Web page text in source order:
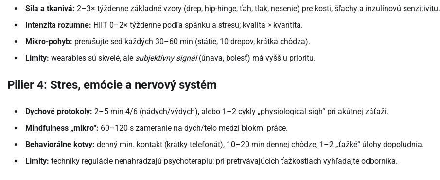
Sila a tkanivá: 2–3× týždenne základné vzory (drep, hip-hinge, ťah, tlak, nesenie) pre kosti, šľachy a inzulínovú senzitivitu.
Intenzita rozumne: HIIT 0–2× týždenne podľa spánku a stresu; kvalita > kvantita.
Mikro-pohyb: prerušujte sed každých 30–60 min (státie, 10 drepov, krátka chôdza).
Limity: wearables sú skvelé, ale subjektívny signál(únava, bolesť) má vyššiu prioritu.
Pilier 4: Stres, emócie a nervový systém
Dychové protokoly: 2–5 min 4/6 (nádych/výdych), alebo 1–2 cykly „physiological sigh“ pri akútnej záťaži.
Mindfulness „mikro“: 60–120 s zameranie na dych/telo medzi blokmi práce.
Behaviorálne kotvy: denný min. kontakt (krátky telefonát), 10–20 min dennej chôdze, 1–2 „ťažké“ úlohy dopoludnia.
Limity: techniky regulácie nenahrádzajú psychoterapiu; pri pretrvávajúcich ťažkostiach vyhľadajte odborníka.